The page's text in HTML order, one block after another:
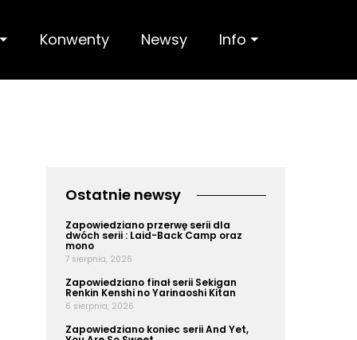
Konwenty Newsy Info ⏷
Ostatnie newsy
Zapowiedziano przerwę serii dla
dwóch serii : Laid-Back Camp oraz
mono
7 sierpnia, 2026
Zapowiedziano finał serii Sekigan
Renkin Kenshi no Yarinaoshi Kitan
6 sierpnia, 2026
Zapowiedziano koniec serii And Yet,